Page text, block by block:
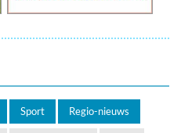
Sport Regio-nieuws